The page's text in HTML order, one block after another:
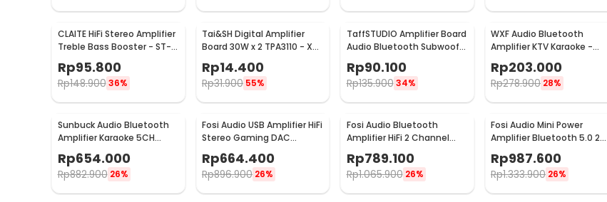
CLAITE HiFi Stereo Amplifier
Treble Bass Booster - ST-
Rp95.800
Rp148.900 36%
Tai&SH Digital Amplifier
Board 30W x 2 TPA3110 - XH-
Rp14.400
Rp31.900 55%
TaffSTUDIO Amplifier Board
Audio Bluetooth Subwoofer
Rp90.100
Rp135.900 34%
WXF Audio Bluetooth
Amplifier KTV Karaoke -
Rp203.000
Rp278.900 28%
Sunbuck Audio Bluetooth
Amplifier Karaoke 5CH
600W - AV-608BT
Rp654.000
Rp882.900 26%
Fosi Audio USB Amplifier HiFi
Stereo Gaming DAC
Headphone - DAC-Q4
Rp664.400
Rp896.900 26%
Fosi Audio Bluetooth
Amplifier HiFi 2 Channel
50Wx2 TPA3116D2 - BT10A
Rp789.100
Rp1.065.900 26%
Fosi Audio Mini Power
Amplifier Bluetooth 5.0 2
Channel TPA3116D2 - BT20A
Rp987.600
Rp1.333.900 26%